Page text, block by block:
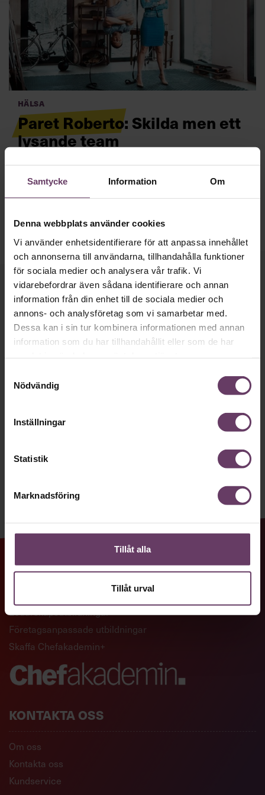
Samtycke Information Om
Denna webbplats använder cookies
Vi använder enhetsidentifierare för att anpassa innehållet
och annonserna till användarna, tillhandahålla funktioner
för sociala medier och analysera vår trafik. Vi
vidarebefordrar även sådana identifierare och annan
information från din enhet till de sociala medier och
annons- och analysföretag som vi samarbetar med.
Dessa kan i sin tur kombinera informationen med annan
information som du har tillhandahållit eller som de har
Nödvändig
Inställningar
Statistik
Marknadsföring
Tillåt alla
Tillåt urval
Logga in
Prenumerera
Villkor och policy för
personuppgiftsbehandling
Sök
efter:
Hälsa
Paret Roberto: Skilda men ett
lysande team
Bara för att kärleken tar slut innebär inte det att
affärerna måste göra det. Paolo och Lenas Robertos
skilsmässa blev framgång för företaget.
Håll dig uppdaterad med våra
nyhetsbrev!
Våra populära nyhetsbrev samlar varje
vecka det bästa från Chef och
Chefakademin. Ledarskapsnytta och
inspiration för dig som är chef, ledare
och/eller HR. Missa inget – börja
prenumerera idag! Det är helt kostnadsfritt.
GENVÄGAR
Ledarskapsutbildningar
Företagsanpassade utbildningar
Skaffa Chefakademin+
KONTAKTA OSS
Om oss
Kontakta oss
Kundservice